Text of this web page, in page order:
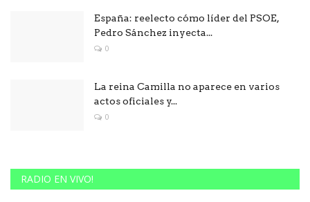
España: reelecto cómo líder del PSOE,
Pedro Sánchez inyecta...
0
La reina Camilla no aparece en varios
actos oficiales y...
0
RADIO EN VIVO!